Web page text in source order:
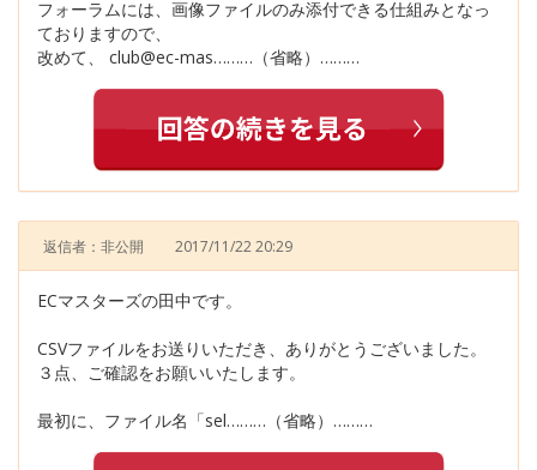
フォーラムには、画像ファイルのみ添付できる仕組みとなっ
ておりますので、
改めて、 club@ec-mas………（省略）………
返信者：非公開 2017/11/22 20:29
ECマスターズの田中です。
CSVファイルをお送りいただき、ありがとうございました。
３点、ご確認をお願いいたします。
最初に、ファイル名「sel………（省略）………